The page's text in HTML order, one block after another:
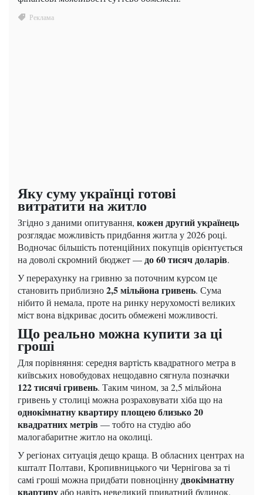
Яку суму українці готові
витратити на житло
Згідно з даними опитування, кожен другий українець
розглядає можливість придбання житла у 2026 році.
Водночас більшість потенційних покупців орієнтується
на доволі скромний бюджет —до 60 тисяч доларів.
У перерахунку на гривню за поточним курсом це
становить приблизно2,5 мільйона гривень. Сума
нібито й немала, проте на ринку нерухомості великих
міст вона відкриває досить обмежені можливості.
Що реально можна купити за ці
гроші
Для порівняння: середня вартість квадратного метра в
київських новобудовах нещодавно сягнула позначки
122 тисячі гривень. Таким чином, за 2,5 мільйона
гривень у столиці можна розраховувати хіба що на
однокімнатну квартиру площею близько 20
квадратних метрів — тобто на студію або
малогабаритне житло на околиці.
У регіонах ситуація дещо краща. В обласних центрах на
кшталт Полтави, Кропивницького чи Чернігова за ті
самі гроші можна придбати повноціннудвокімнатну
квартируабо навіть невеликий приватний будинок.